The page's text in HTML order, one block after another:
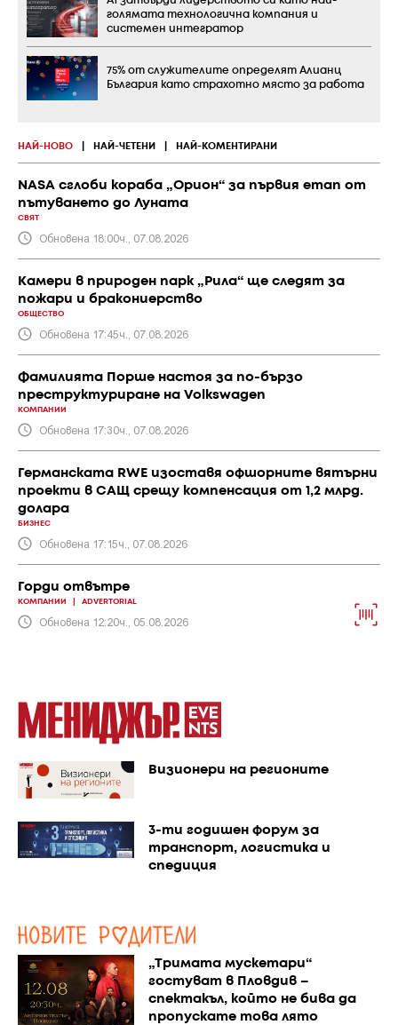
НАЙ-НОВО НАЙ-ЧЕТЕНИ НАЙ-КОМЕНТИРАНИ
NASA сглоби кораба „Орион“ за първия етап от
пътуването до Луната
СВЯТ
Обновена 18:00ч., 07.08.2026
Камери в природен парк „Рила“ ще следят за
пожари и бракониерство
ОБЩЕСТВО
Обновена 17:45ч., 07.08.2026
Фамилията Порше настоя за по-бързо
преструктуриране на Volkswagen
КОМПАНИИ
Обновена 17:30ч., 07.08.2026
Германската RWE изоставя офшорните вятърни
проекти в САЩ срещу компенсация от 1,2 млрд.
долара
БИЗНЕС
Обновена 17:15ч., 07.08.2026
Горди отвътре
КОМПАНИИ ADVERTORIAL
Обновена 12:20ч., 05.08.2026
голямата технологична компания и
системен интегратор
75% от служителите определят Алианц
България като страхотно място за работа
Визионери на регионите
3-ти годишен форум за
транспорт, логистика и
спедиция
„Тримата мускетари“
гостуват в Пловдив –
спектакъл, който не бива да
пропускате това лято